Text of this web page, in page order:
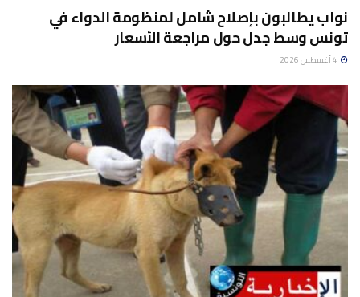
نواب يطالبون بإصلاح شامل لمنظومة الدواء في
تونس وسط جدل حول مراجعة الأسعار